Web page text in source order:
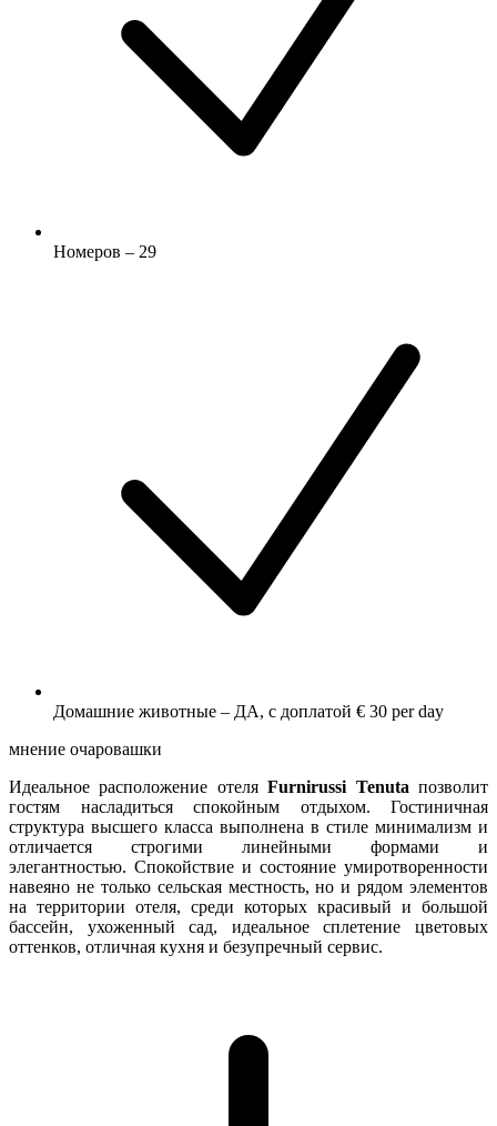
Номеров – 29
Домашние животные – ДА, с доплатой € 30 per day
мнение очаровашки
Идеальное расположение отеляFurnirussi Tenuta позволит
гостям насладиться спокойным отдыхом. Гостиничная
структура высшего класса выполнена в стиле минимализм и
отличается строгими линейными формами и
элегантностью. Спокойствие и состояние умиротворенности
навеяно не только сельская местность, но и рядом элементов
на территории отеля, среди которых красивый и большой
бассейн, ухоженный сад, идеальное сплетение цветовых
оттенков, отличная кухня и безупречный сервис.